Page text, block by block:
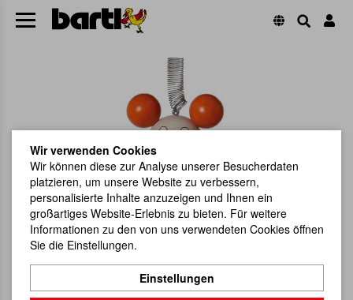
Wir verwenden Cookies
Wir können diese zur Analyse unserer Besucherdaten
platzieren, um unsere Website zu verbessern,
personalisierte Inhalte anzuzeigen und Ihnen ein
großartiges Website-Erlebnis zu bieten. Für weitere
Informationen zu den von uns verwendeten Cookies öffnen
Sie die Einstellungen.
Einstellungen